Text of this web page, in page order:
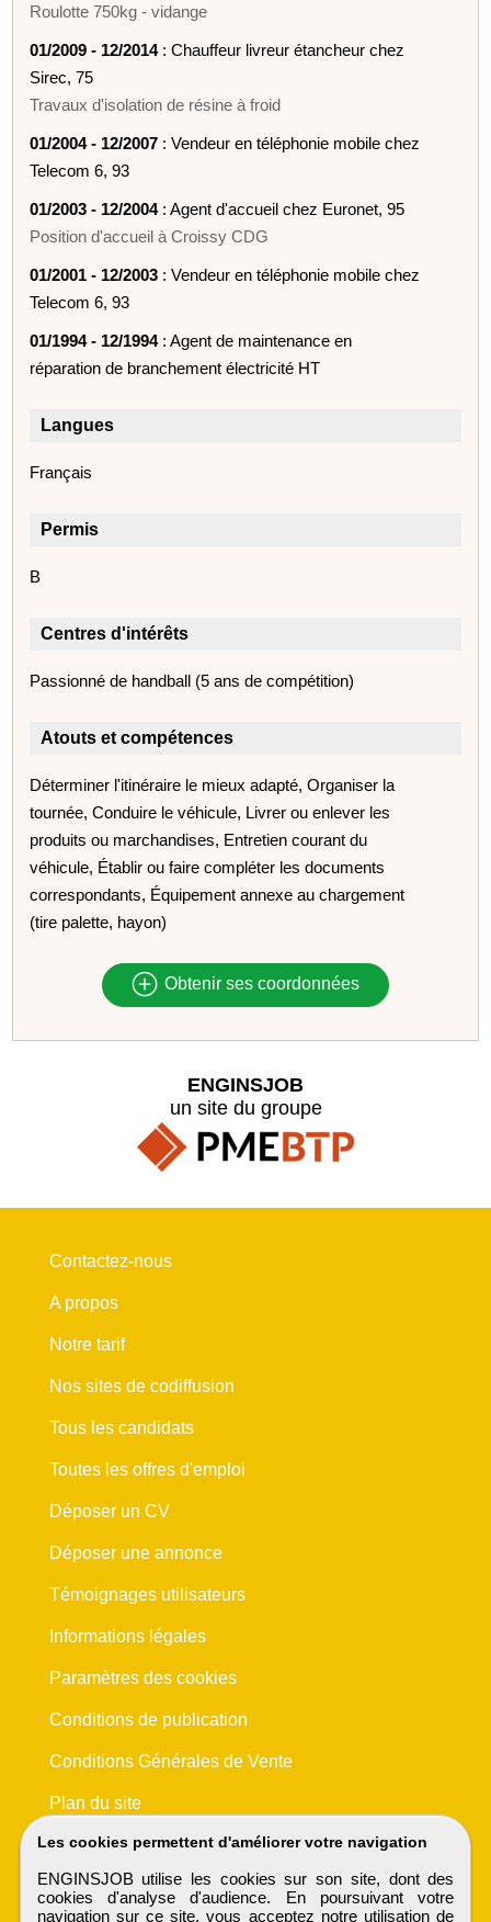
Roulotte 750kg - vidange
01/2009 - 12/2014: Chauffeur livreur étancheur chez
Sirec, 75
Travaux d'isolation de résine à froid
01/2004 - 12/2007 : Vendeur en téléphonie mobile chez
Telecom 6, 93
01/2003 - 12/2004: Agent d'accueil chez Euronet, 95
Position d'accueil à Croissy CDG
01/2001 - 12/2003 : Vendeur en téléphonie mobile chez
Telecom 6, 93
01/1994 - 12/1994: Agent de maintenance en
réparation de branchement électricité HT
Langues
Français
Permis
B
Centres d'intérêts
Passionné de handball (5 ans de compétition)
Atouts et compétences
Déterminer l'itinéraire le mieux adapté, Organiser la
tournée, Conduire le véhicule, Livrer ou enlever les
produits ou marchandises, Entretien courant du
véhicule, Établir ou faire compléter les documents
correspondants, Équipement annexe au chargement
(tire palette, hayon)
Obtenir ses coordonnées
Les cookies permettent d'améliorer votre navigation
ENGINSJOB utilise les cookies sur son site, dont des
cookies d'analyse d'audience. En poursuivant votre
navigation sur ce site, vous acceptez notre utilisation de
ENGINSJOB
un site du groupe
Contactez-nous
A propos
Notre tarif
Nos sites de codiffusion
Tous les candidats
Toutes les offres d'emploi
Déposer un CV
Déposer une annonce
Témoignages utilisateurs
Informations légales
Paramètres des cookies
Conditions de publication
Conditions Générales de Vente
Plan du site